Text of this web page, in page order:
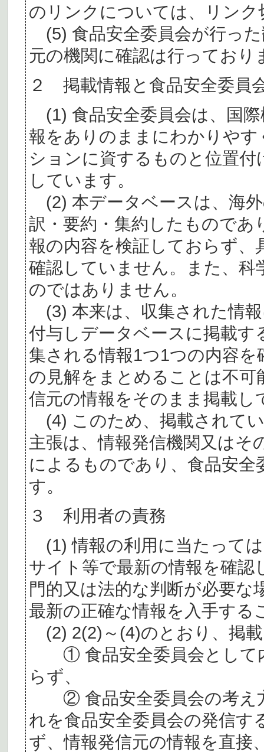
のリンクについては、リン
(5) 食品安全委員会が行っ
元の機関に確認は行っており
２ 掲載情報と食品安全委員
(1) 食品安全委員会は、国
報をありのままにわかりや
ションに資するものと位置
しています。
(2) 本データベースは、海
訳・要約・集約したものであ
報の内容を検証しておらず、
確認していません。また、
のではありません。
(3) 本来は、収集された情
付与しデータベースに掲載
集される情報1つ1つの内容
の見解をまとめることは不
信元の情報をそのまま掲載し
(4) このため、掲載されて
主張は、情報発信機関又はそ
によるものであり、食品安
す。
３ 利用者の責務
(1) 情報の利用に当たって
サイト等で最新の情報を確認
門的又は法的な判断が必要
最新の正確な情報を入手する
(2) 2(2)～(4)のとおり、掲
① 食品安全委員会として
らず、
② 食品安全委員会の考え
れを食品安全委員会の発信す
ず、情報発信元の情報を直接